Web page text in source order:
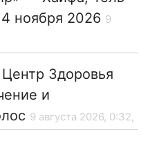
ноября 2026 9
Здоровья
и
9 августа 2026, 0:32,